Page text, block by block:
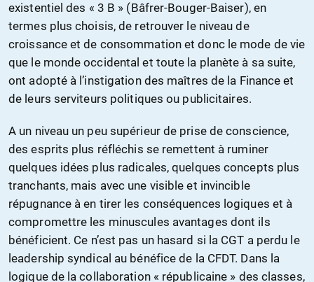
existentiel des « 3 B » (Bâfrer-Bouger-Baiser), en
termes plus choisis, de retrouver le niveau de
croissance et de consommation et donc le mode de vie
que le monde occidental et toute la planète à sa suite,
ont adopté à l’instigation des maîtres de la Finance et
de leurs serviteurs politiques ou publicitaires.
A un niveau un peu supérieur de prise de conscience,
des esprits plus réfléchis se remettent à ruminer
quelques idées plus radicales, quelques concepts plus
tranchants, mais avec une visible et invincible
répugnance à en tirer les conséquences logiques et à
compromettre les minuscules avantages dont ils
bénéficient. Ce n’est pas un hasard si la CGT a perdu le
leadership syndical au bénéfice de la CFDT. Dans la
logique de la collaboration « républicaine » des classes,